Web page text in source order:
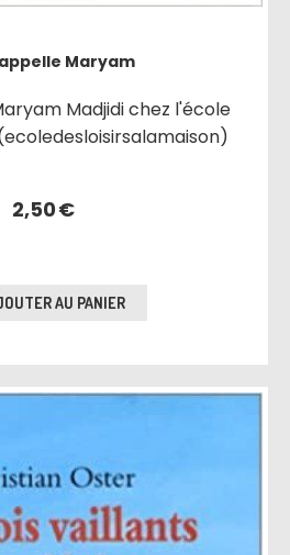
Maryam
Madjidi chez l'école
2,50€
AU PANIER